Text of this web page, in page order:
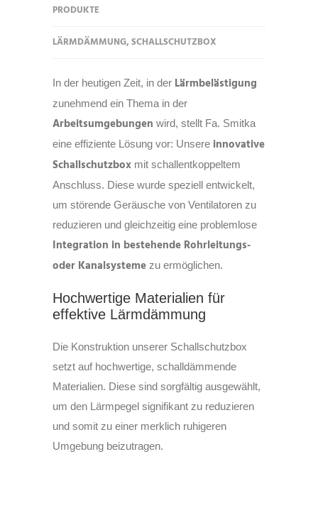
PRODUKTE
LÄRMDÄMMUNG,SCHALLSCHUTZBOX
In der heutigen Zeit, in der Lärmbelästigung
zunehmend ein Thema in der
Arbeitsumgebungen wird, stellt Fa. Smitka
eine effiziente Lösung vor: Unsere innovative
Schallschutzbox mit schallentkoppeltem
Anschluss. Diese wurde speziell entwickelt,
um störende Geräusche von Ventilatoren zu
reduzieren und gleichzeitig eine problemlose
Integration in bestehende Rohrleitungs-
oder Kanalsysteme zu ermöglichen.
Hochwertige Materialien für
effektive Lärmdämmung
Die Konstruktion unserer Schallschutzbox
setzt auf hochwertige, schalldämmende
Materialien. Diese sind sorgfältig ausgewählt,
um den Lärmpegel signifikant zu reduzieren
und somit zu einer merklich ruhigeren
Umgebung beizutragen.